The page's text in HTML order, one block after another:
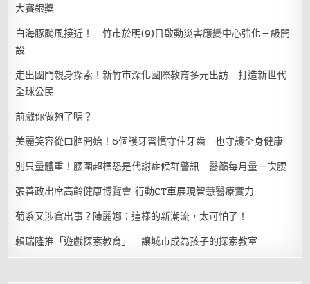
大賽銀獎
白海豚颱風接近！ 竹市於明(9)日啟動災害應變中心強化三級開
設
走出國門親身探索！新竹市深化國際教育多元出訪 打造新世代
全球公民
前戲你做夠了嗎？
美麗笑容從口腔開始！6個護牙習慣守住牙齒 也守護全身健康
別只量體重！腰圍超標恐是代謝症候群警訊 醫籲每月量一次腰
張善政出席高齡健康博覽會 行動CT車展現智慧醫療實力
菊系又涉貪出事？陳麗娜：這樣的新潮流，太可怕了！
賴瑞隆推「遊戲探索教育」 讓城市成為孩子的探索教室